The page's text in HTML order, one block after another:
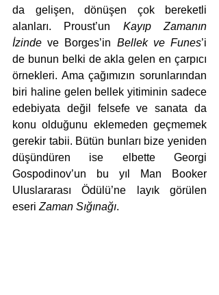
da gelişen, dönüşen çok bereketli
alanları. Proust’un Kayıp Zamanın
İzinde ve Borges’in Bellek ve Funes’i
de bunun belki de akla gelen en çarpıcı
örnekleri. Ama çağımızın sorunlarından
biri haline gelen bellek yitiminin sadece
edebiyata değil felsefe ve sanata da
konu olduğunu eklemeden geçmemek
gerekir tabii. Bütün bunları bize yeniden
düşündüren ise elbette Georgi
Gospodinov’un bu yıl Man Booker
Uluslararası Ödülü’ne layık görülen
eseri Zaman Sığınağı.